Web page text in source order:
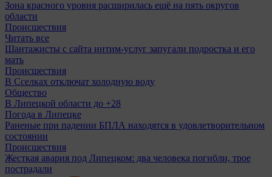
Зона красного уровня расширилась ещё на пять округов
области
Происшествия
Читать все
Шантажисты с сайта интим-услуг запугали подростка и его
мать
Происшествия
В Сселках отключат холодную воду
Общество
В Липецкой области до +28
Погода в Липецке
Раненые при падении БПЛА находятся в удовлетворительном
состоянии
Происшествия
Жесткая авария под Липецком: два человека погибли, трое
пострадали